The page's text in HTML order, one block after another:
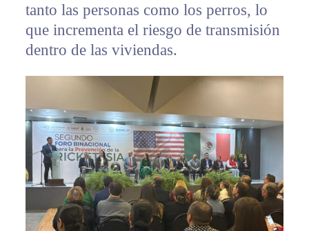
tanto las personas como los perros, lo
que incrementa el riesgo de transmisión
dentro de las viviendas.